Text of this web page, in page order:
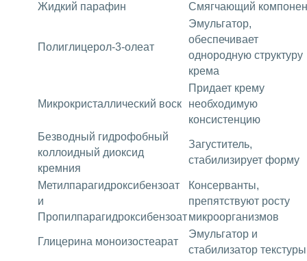
Жидкий парафин
Смягчающий
Полиглицерол-3-олеат
Эмульгатор,
обеспечивает
однородную структуру
крема
Микрокристаллический воск
Придает крему
необходимую
консистенцию
Безводный гидрофобный
коллоидный диоксид
кремния
Загуститель,
стабилизирует форму
Метилпарагидроксибензоат
и
Пропилпарагидроксибензоат
Консерванты,
препятствуют росту
микроорганизмов
Глицерина моноизостеарат
Эмульгатор и
стабилизатор текстуры